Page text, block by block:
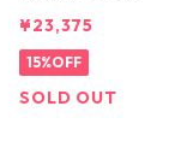
COH リコー
¥23,375
15%OFF
SOLD OUT